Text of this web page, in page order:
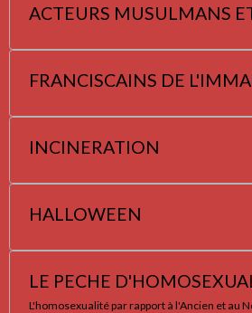
ACTEURS MUSULMANS
FRANCISCAINS DE
INCINERATION
HALLOWEEN
LE PECHE
L'homosexualité par rapport à l'Ancien et au